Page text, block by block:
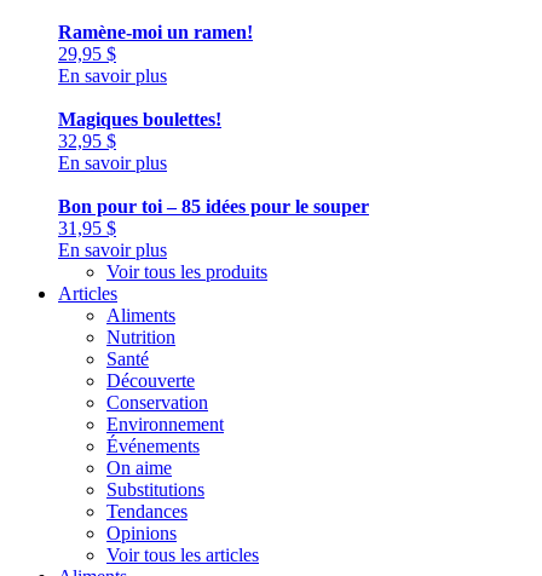
Ramène-moi un ramen!
29,95 $
En savoir plus
Magiques boulettes!
32,95 $
En savoir plus
Bon pour toi – 85 idées pour le souper
31,95 $
En savoir plus
Voir tous les produits
Articles
Aliments
Nutrition
Santé
Découverte
Conservation
Environnement
Événements
On aime
Substitutions
Tendances
Opinions
Voir tous les articles